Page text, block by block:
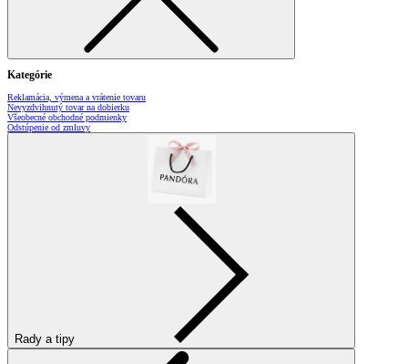
Kategórie
Reklamácia, výmena a vrátenie tovaru
Nevyzdvihnutý tovar na dobierku
Všeobecné obchodné podmienky
Odstúpenie od zmluvy
Rady a tipy